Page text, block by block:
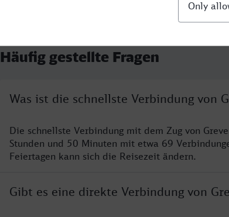
Häufig gestellte Fragen
Was ist die schnellste Verbindung von
Die schnellste Verbindung mit dem Zug von
Stunden und 50 Minuten mit etwa 69
Feiertagen kann sich die Reisezeit ändern.
Gibt es eine direkte Verbindung von